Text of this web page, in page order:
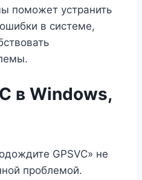
поможет устранить
в системе,
в Windows,
GPSVC» не
проблемой.